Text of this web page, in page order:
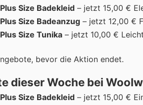
Size Badekleid – jetzt 15,00 €
Size Badeanzug – jetzt 12,00 €
Size Tunika – jetzt 10,00 €
bevor die Aktion endet.
dieser Woche bei
Size Badekleid – jetzt 15,00 €